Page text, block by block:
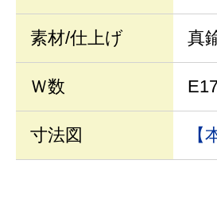
素材/仕上げ 真
Ｗ数
寸法図 【